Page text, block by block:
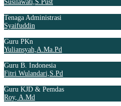
Susilawati,S.Pust
Tenaga Administrasi
Syaifuddin
Guru PKn
Yuliansyah,A.Ma.Pd
Guru B. Indonesia
Fitri Wulandari,S.Pd
Guru KJD & Pemdas
Roy, A.Md